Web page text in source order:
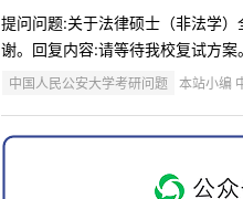
提问问题:关于法律硕士（非法学
谢。回复内容:请等待我校复试方案
中国人民公安大学考研问题 本站小编